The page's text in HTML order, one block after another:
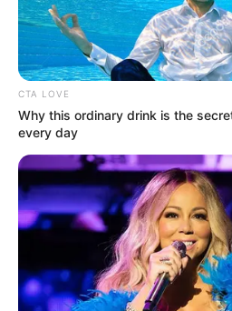
CTA LOVE
Why this ordinary drink is the
every day